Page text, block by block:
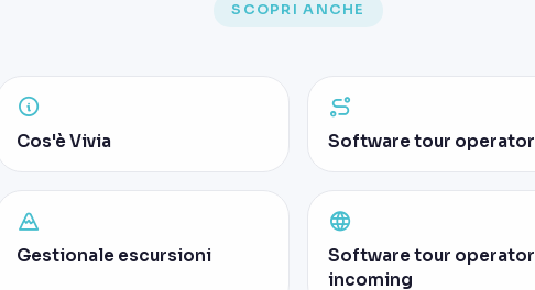
SCOPRI ANCHE
Cos'è Vivia Software tour operator
Gestionale escursioni
Software tour operator
incoming